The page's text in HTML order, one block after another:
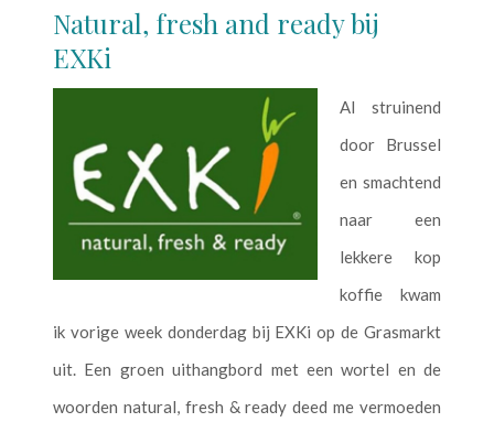
Natural, fresh and ready bij
EXKi
Al struinend
door Brussel
en smachtend
naar een
lekkere kop
koffie kwam
ik vorige week donderdag bij EXKi op de Grasmarkt
uit. Een groen uithangbord met een wortel en de
woorden natural, fresh & ready deed me vermoeden